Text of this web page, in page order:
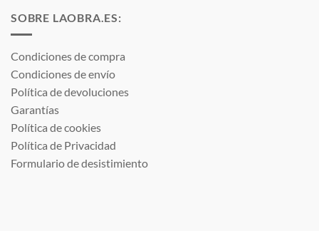
SOBRE LAOBRA.ES:
Condiciones de compra
Condiciones de envío
Política de devoluciones
Garantías
Política de cookies
Política de Privacidad
Formulario de desistimiento